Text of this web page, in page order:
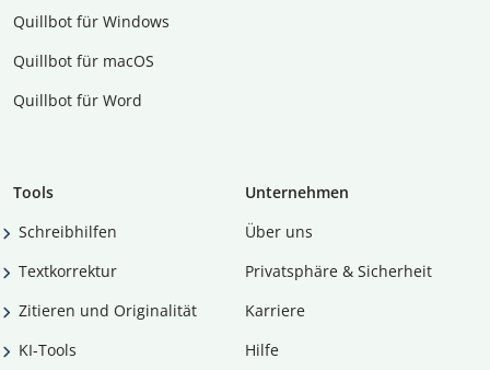
Quillbot für Windows
Quillbot für macOS
Quillbot für Word
Tools
Schreibhilfen
Textkorrektur
Zitieren und Originalität
KI-Tools
Unternehmen
Über uns
Privatsphäre & Sicherheit
Karriere
Hilfe